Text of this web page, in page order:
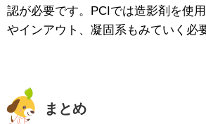
認が必要です。PCIでは造影剤を使
やインアウト、凝固系もみていく必
まとめ